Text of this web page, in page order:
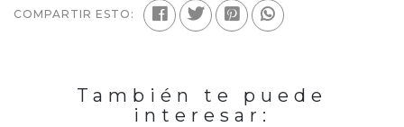
COMPARTIR ESTO:
También te puede
interesar: